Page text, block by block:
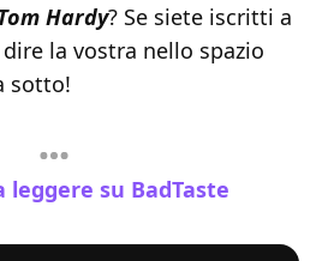
Hardy? Se siete iscritti a
la vostra nello spazio
sotto!
leggere su BadTaste